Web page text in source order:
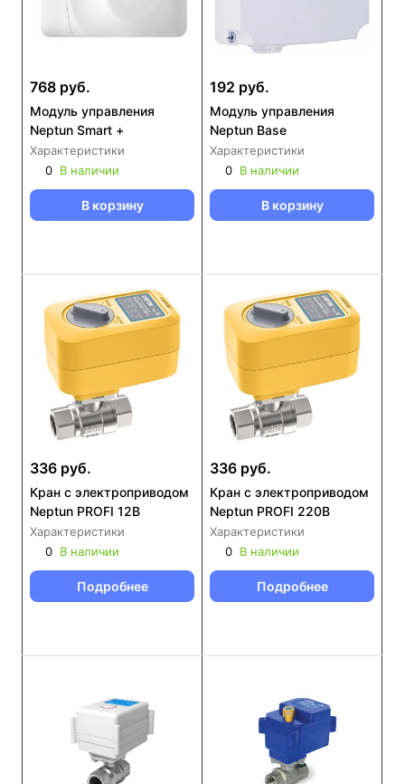
768 руб.
Модуль управления
Neptun Smart +
Характеристики
0 В наличии
В корзину
192 руб.
Модуль управления
Neptun Base
Характеристики
0 В наличии
В корзину
336 руб.
Кран с электроприводом
Neptun PROFI 12В
Характеристики
0 В наличии
Подробнее
336 руб.
Кран с электроприводом
Neptun PROFI 220В
Характеристики
0 В наличии
Подробнее